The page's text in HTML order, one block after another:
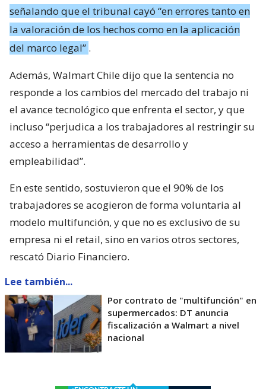
señalando que el tribunal cayó “en errores tanto en
la valoración de los hechos como en la aplicación
del marco legal” .
Además, Walmart Chile dijo que la sentencia no
responde a los cambios del mercado del trabajo ni
el avance tecnológico que enfrenta el sector, y que
incluso “perjudica a los trabajadores al restringir su
acceso a herramientas de desarrollo y
empleabilidad”.
En este sentido, sostuvieron que el 90% de los
trabajadores se acogieron de forma voluntaria al
modelo multifunción, y que no es exclusivo de su
empresa ni el retail, sino en varios otros sectores,
rescató Diario Financiero.
Lee también...
Por contrato de "multifunción" en
supermercados: DT anuncia
fiscalización a Walmart a nivel
nacional